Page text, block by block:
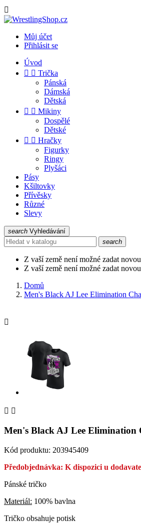

Můj účet
Přihlásit se
Úvod
  Trička
Pánská
Dámská
Dětská
  Mikiny
Dospělé
Dětské
  Hračky
Figurky
Ringy
Plyšáci
Pásy
Kšiltovky
Přívěsky
Různé
Slevy
search Vyhledávání
search
Z vaší země není možné zadat
Z vaší země není možné zadat
Domů
Men's Black AJ Lee Elimination

 
Men's Black AJ Lee Elimination
Kód produktu: 203945409
Předobjednávka: K dispozici u
Pánské tričko
Materiál: 100% bavlna
Tričko obsahuje potisk